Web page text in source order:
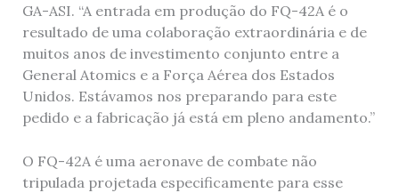
GA-ASI. “A entrada em produção do FQ-42A é o
resultado de uma colaboração extraordinária e de
muitos anos de investimento conjunto entre a
General Atomics e a Força Aérea dos Estados
Unidos. Estávamos nos preparando para este
pedido e a fabricação já está em pleno andamento.”
O FQ-42A é uma aeronave de combate não
tripulada projetada especificamente para esse